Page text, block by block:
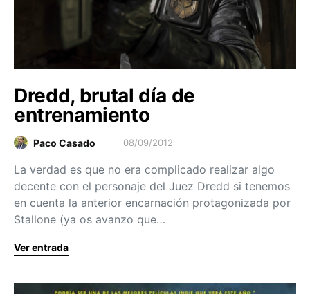
Dredd, brutal día de
entrenamiento
Paco Casado 08/09/2012
La verdad es que no era complicado realizar algo
decente con el personaje del Juez Dredd si tenemos
en cuenta la anterior encarnación protagonizada por
Stallone (ya os avanzo que…
Ver entrada